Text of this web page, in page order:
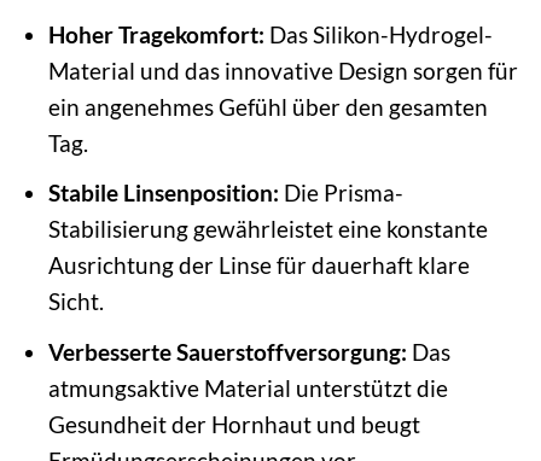
Hoher Tragekomfort: Das Silikon-Hydrogel-
Material und das innovative Design sorgen für
ein angenehmes Gefühl über den gesamten
Tag.
Stabile Linsenposition: Die Prisma-
Stabilisierung gewährleistet eine konstante
Ausrichtung der Linse für dauerhaft klare
Sicht.
Verbesserte Sauerstoffversorgung: Das
atmungsaktive Material unterstützt die
Gesundheit der Hornhaut und beugt